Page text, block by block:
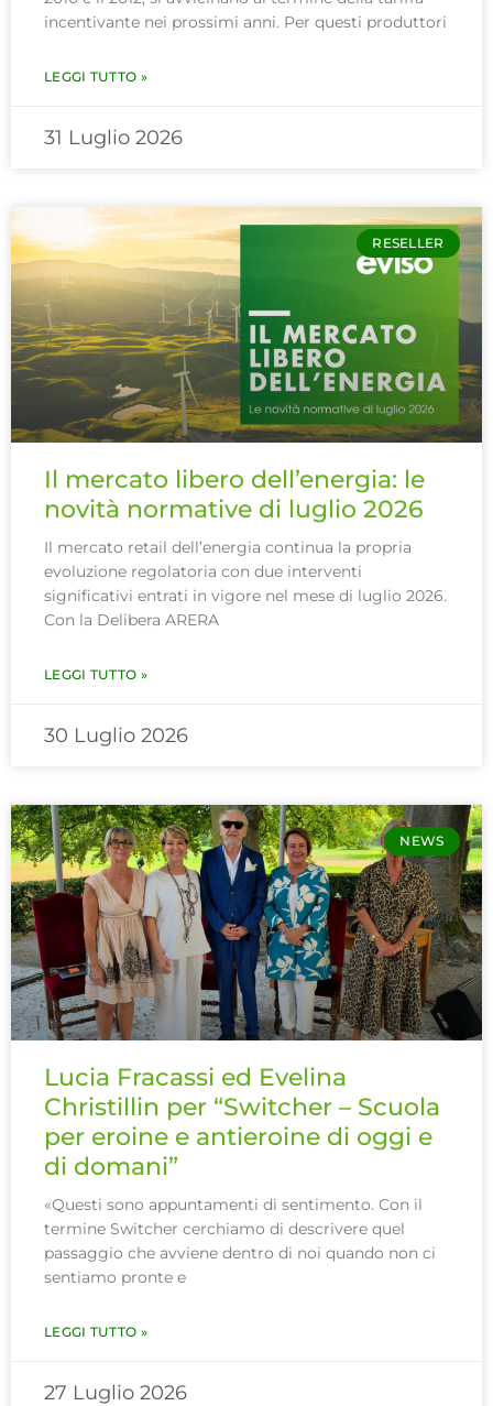
incentivante nei prossimi anni. Per questi produttori
LEGGI TUTTO »
31 Luglio 2026
RESELLER
Il mercato libero dell’energia: le
novità normative di luglio 2026
Il mercato retail dell’energia continua la propria
evoluzione regolatoria con due interventi
significativi entrati in vigore nel mese di luglio 2026.
Con la Delibera ARERA
LEGGI TUTTO »
30 Luglio 2026
NEWS
Lucia Fracassi ed Evelina
Christillin per “Switcher – Scuola
per eroine e antieroine di oggi e
di domani”
«Questi sono appuntamenti di sentimento. Con il
termine Switcher cerchiamo di descrivere quel
passaggio che avviene dentro di noi quando non ci
sentiamo pronte e
LEGGI TUTTO »
27 Luglio 2026